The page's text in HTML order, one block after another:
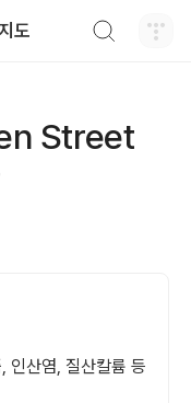
도
Street
인산염, 질산칼륨 등